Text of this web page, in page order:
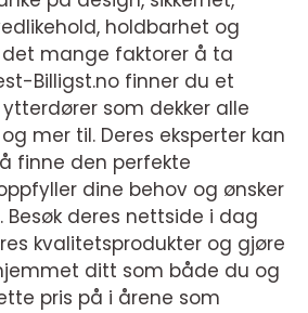
holdbarhet og
det mange faktorer å ta
Billigst.no finner du et
som dekker alle
mer til. Deres eksperter kan
finne den perfekte
dine behov og ønsker
deres nettside i dag
kvalitetsprodukter og gjøre
ditt som både du og
pris på i årene som